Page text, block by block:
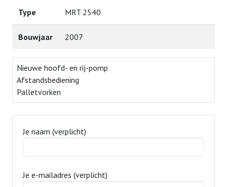
Type MRT 2540
Bouwjaar 2007
Nieuwe hoofd- en rij-pomp
Afstandsbediening
Palletvorken
Je naam (verplicht)
Je e-mailadres (verplicht)